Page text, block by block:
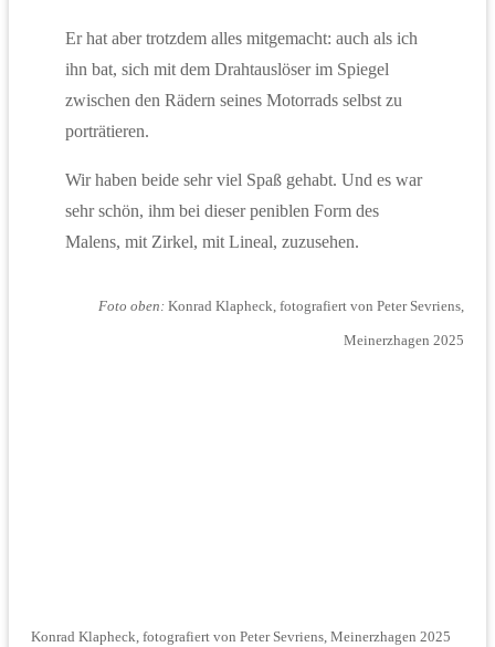
Er hat aber trotzdem alles mitgemacht: auch als ich
ihn bat, sich mit dem Drahtauslöser im Spiegel
zwischen den Rädern seines Motorrads selbst zu
porträtieren.
Wir haben beide sehr viel Spaß gehabt. Und es war
sehr schön, ihm bei dieser peniblen Form des
Malens, mit Zirkel, mit Lineal, zuzusehen.
Foto oben: Konrad Klapheck, fotografiert von Peter Sevriens,
Meinerzhagen 2025
Konrad Klapheck, fotografiert von Peter Sevriens, Meinerzhagen 2025